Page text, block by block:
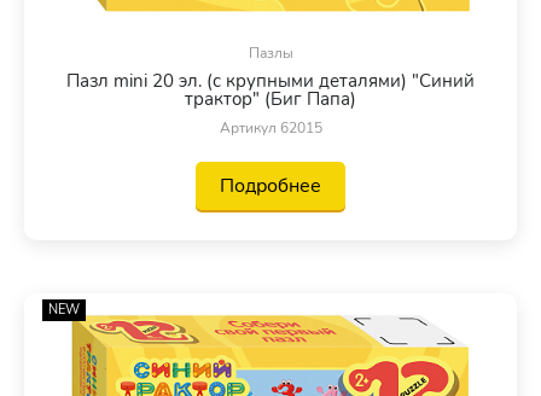
Пазлы
Пазл mini 20 эл. (с крупными деталями) "Синий
трактор" (Биг Папа)
Артикул 62015
Подробнее
NEW